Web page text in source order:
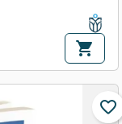
shopping_cart
favorite_border